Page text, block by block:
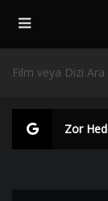
Zor Hedef –